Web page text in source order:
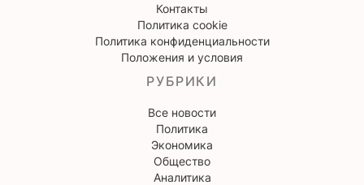
Контакты
Политика cookie
Политика конфиденциальности
Положения и условия
РУБРИКИ
Все новости
Политика
Экономика
Общество
Аналитика